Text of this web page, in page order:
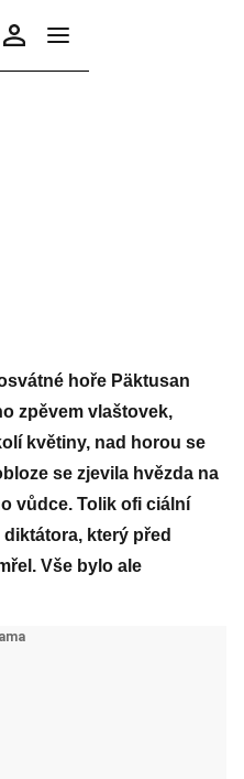
hoře Päktusan
zpěvem vlaštovek,
květiny, nad horou se
se zjevila hvězda na
vůdce. Tolik ofi ciální
který před
Vše bylo ale